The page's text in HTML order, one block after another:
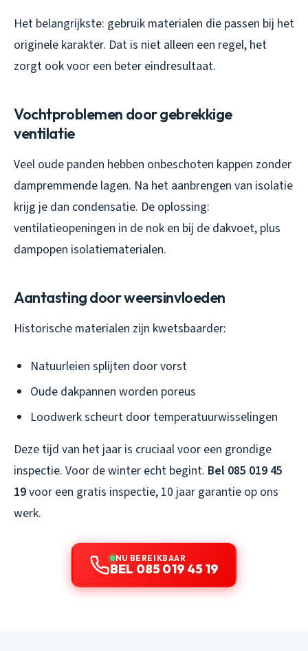
Het belangrijkste: gebruik materialen die passen bij het
originele karakter. Dat is niet alleen een regel, het
zorgt ook voor een beter eindresultaat.
Vochtproblemen door gebrekkige
ventilatie
Veel oude panden hebben onbeschoten kappen zonder
dampremmende lagen. Na het aanbrengen van isolatie
krijg je dan condensatie. De oplossing:
ventilatieopeningen in de nok en bij de dakvoet, plus
dampopen isolatiematerialen.
Aantasting door weersinvloeden
Historische materialen zijn kwetsbaarder:
Natuurleien splijten door vorst
Oude dakpannen worden poreus
Loodwerk scheurt door temperatuurwisselingen
Deze tijd van het jaar is cruciaal voor een grondige
inspectie. Voor de winter echt begint. Bel 085 019 45
19voor een gratis inspectie, 10 jaar garantie op ons
werk.
NU BEREIKBAAR
BEL 085 019 45 19